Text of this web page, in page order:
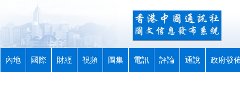
內地 國際 財經 視頻 圖集 電訊 評論 通說 政府發